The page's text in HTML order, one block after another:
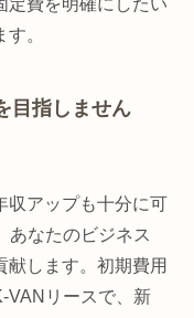
。
目指しません
収アップも十分に可
あなたのビジネス
献します。初期費用
VANリースで、新